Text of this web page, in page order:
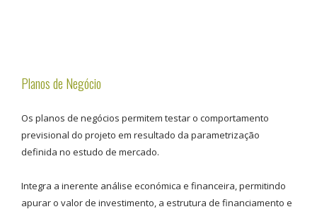
Planos de Negócio
Os planos de negócios permitem testar o comportamento
previsional do projeto em resultado da parametrização
definida no estudo de mercado.
Integra a inerente análise económica e financeira, permitindo
apurar o valor de investimento, a estrutura de financiamento e